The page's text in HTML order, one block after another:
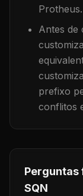
Protheus.
Antes de
prefixo
conflitos
Perguntas
SQN